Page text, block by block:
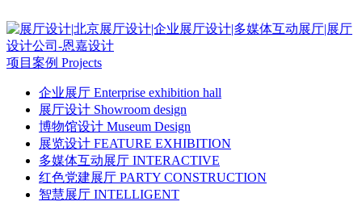
项目案例 Projects
企业展厅 Enterprise exhibition hall
展厅设计 Showroom design
博物馆设计 Museum Design
展览设计 FEATURE EXHIBITION
多媒体互动展厅 INTERACTIVE
红色党建展厅 PARTY CONSTRUCTION
智慧展厅 INTELLIGENT